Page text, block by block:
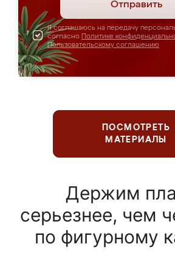
Отправить
Я соглашаюсь на передачу
согласно Политике
Пользовательскому соглашению
ПОСМОТРЕТЬ
МАТЕРИАЛЫ
Держим
серьезнее, чем
по фигурному